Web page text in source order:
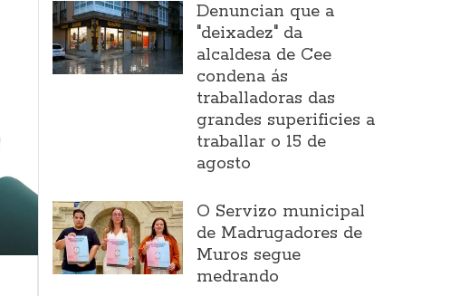
Denuncian que a
"deixadez" da
alcaldesa de Cee
condena ás
traballadoras das
grandes superificies a
traballar o 15 de
agosto
O Servizo municipal
de Madrugadores de
Muros segue
medrando